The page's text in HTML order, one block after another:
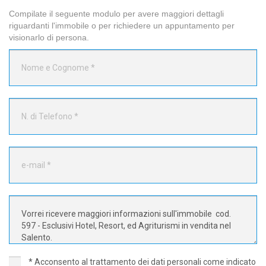
Compilate il seguente modulo per avere maggiori dettagli
riguardanti l'immobile o per richiedere un appuntamento per
visionarlo di persona.
* Acconsento al trattamento dei dati personali come indicato